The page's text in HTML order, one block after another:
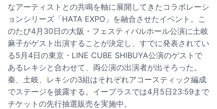
なアーティストとの共鳴を軸に展開してきたコラボレーシ
ョンシリーズ「HATA EXPO」を融合させたイベント。こ
のたび4月30日の大阪・フェスティバルホール公演に土岐
麻子がゲスト出演することが決定し、すでに発表されてい
る5月4日の東京・LINE CUBE SHIBUYA公演のゲストで
あるレキシと合わせて、両公演の出演者が出そろった。
秦、土岐、レキシの3組はそれぞれアコースティック編成
でステージを披露する。イープラスでは4月5日23:59まで
チケットの先行抽選販売を実施中。